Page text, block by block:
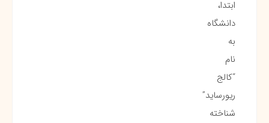
ابتدا،
دانشگاه
به
نام
“کالج
ریورساید”
شناخته